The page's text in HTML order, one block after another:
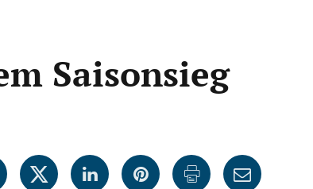
Saisonsieg